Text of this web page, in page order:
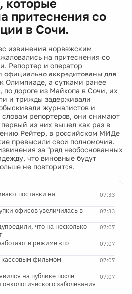
которые
притеснения со
в Сочи.
извинения норвежским
на притеснения со
Репортер и оператор
официально аккредитованы для
Олимпиаде, а сутками ранее
по дороге из Майкопа в Сочи, их
и трижды задерживали
журналистов и
репортеров, они снимают
из них вышел как раз в
Рейтер, в российском МИДе
превысили свои полномочия.
за "ряд необоснованных
что виновные будут
не повторится.
07:33
поставки на
07:33
офисов увеличилась в
07:07
что на несколько
07:07
в режиме «по
07:07
кассовым фильмом
07:07
на публике после
заболевания